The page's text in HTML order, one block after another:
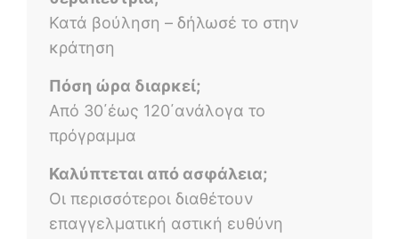
Κατά βούληση – δήλωσέ το στην
κράτηση
Πόση ώρα διαρκεί;
Από 30΄έως 120΄ανάλογα το
πρόγραμμα
Καλύπτεται από ασφάλεια;
Οι περισσότεροι διαθέτουν
επαγγελματική αστική ευθύνη